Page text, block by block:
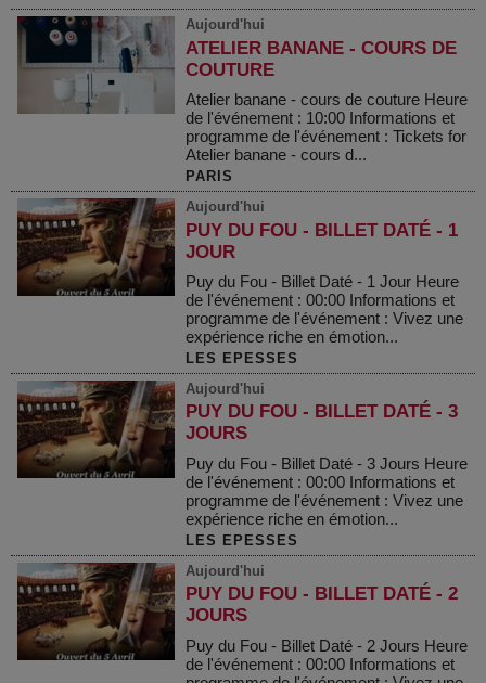
Aujourd'hui
ATELIER BANANE - COURS DE
COUTURE
Atelier banane - cours de couture Heure
de l'événement : 10:00 Informations et
programme de l'événement : Tickets for
Atelier banane - cours d...
PARIS
Aujourd'hui
PUY DU FOU - BILLET DATÉ - 1
JOUR
Puy du Fou - Billet Daté - 1 Jour Heure
de l'événement : 00:00 Informations et
programme de l'événement : Vivez une
expérience riche en émotion...
LES EPESSES
Aujourd'hui
PUY DU FOU - BILLET DATÉ - 3
JOURS
Puy du Fou - Billet Daté - 3 Jours Heure
de l'événement : 00:00 Informations et
programme de l'événement : Vivez une
expérience riche en émotion...
LES EPESSES
Aujourd'hui
PUY DU FOU - BILLET DATÉ - 2
JOURS
Puy du Fou - Billet Daté - 2 Jours Heure
de l'événement : 00:00 Informations et